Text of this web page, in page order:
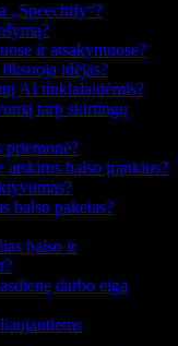
„Speechify“?
ir atsakymuose?
idėjas?
AI tinklalaidėmis?
tarp skirtingų
priemonė?
balso įrankius?
balso paketas?
balso ir
darbo eigą